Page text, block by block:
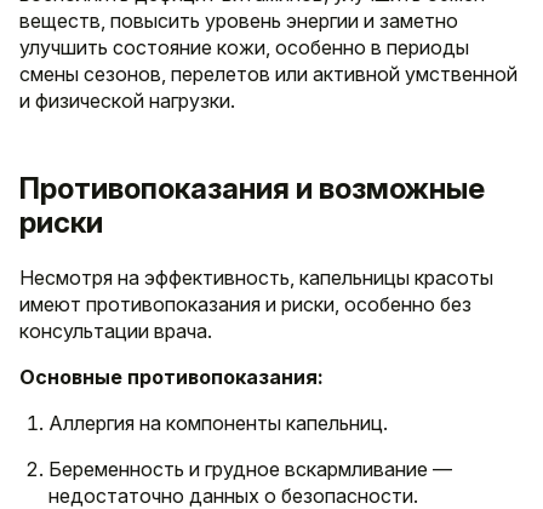
веществ, повысить уровень энергии и заметно
улучшить состояние кожи, особенно в периоды
смены сезонов, перелетов или активной умственной
и физической нагрузки.
Противопоказания и возможные
риски
Несмотря на эффективность, капельницы красоты
имеют противопоказания и риски, особенно без
консультации врача.
Основные противопоказания:
Аллергия на компоненты капельниц.
Беременность и грудное вскармливание —
недостаточно данных о безопасности.